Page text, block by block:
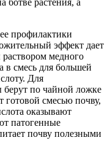
ботве растения, а
профилактики
эффект дает
медного
в смесь для большей
Для
берут по чайной ложке
готовой смесью почву,
оказывают
патогенные
почву полезными